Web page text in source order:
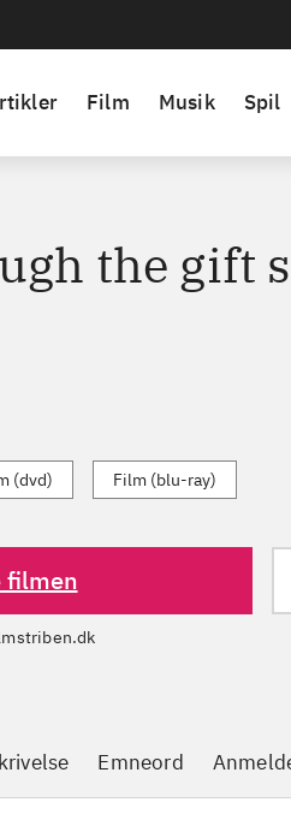
Film Musik Spil
the gift
(dvd) Film (blu-ray)
filmen
Emneord